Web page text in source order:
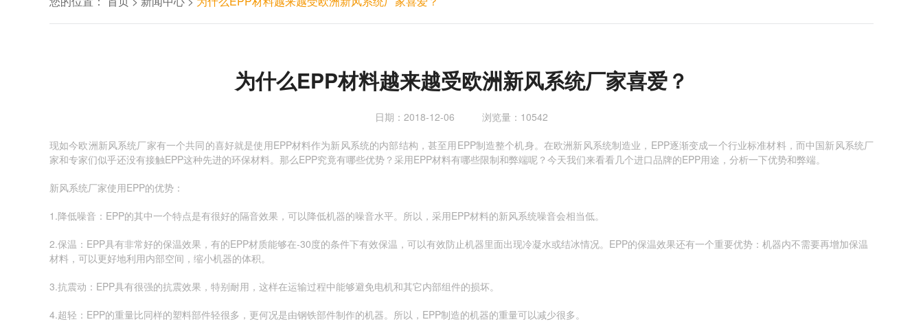
为什么EPP材料越来越受欧洲新风系统厂家喜爱？
日期：2018-12-06 浏览量：10542
现如今欧洲新风系统厂家有一个共同的喜好就是使用EPP材料作为新风系统的内部结构，甚至用EPP制造整个机身。在欧洲新风系统制造业，EPP逐渐变成一个行业标准材料，而中国新风系统厂
家和专家们似乎还没有接触EPP这种先进的环保材料。那么EPP究竟有哪些优势？采用EPP材料有哪些限制和弊端呢？今天我们来看看几个进口品牌的EPP用途，分析一下优势和弊端。
新风系统厂家使用EPP的优势：
1.降低噪音：EPP的其中一个特点是有很好的隔音效果，可以降低机器的噪音水平。所以，采用EPP材料的新风系统噪音会相当低。
2.保温：EPP具有非常好的保温效果，有的EPP材质能够在-30度的条件下有效保温，可以有效防止机器里面出现冷凝水或结冰情况。EPP的保温效果还有一个重要优势：机器内不需要再增加保温
材料，可以更好地利用内部空间，缩小机器的体积。
3.抗震动：EPP具有很强的抗震效果，特别耐用，这样在运输过程中能够避免电机和其它内部组件的损坏。
4.超轻：EPP的重量比同样的塑料部件轻很多，更何况是由钢铁部件制作的机器。所以，EPP制造的机器的重量可以减少很多。